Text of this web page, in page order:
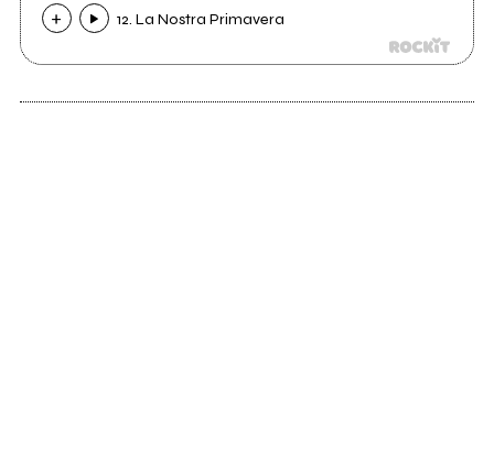
12. La Nostra Primavera